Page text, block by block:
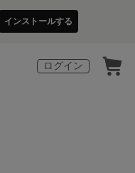
インストールする
ログイン